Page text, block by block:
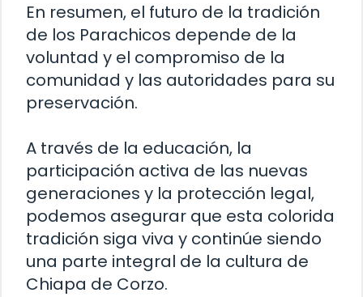
En resumen, el futuro de la tradición
de los Parachicos depende de la
voluntad y el compromiso de la
comunidad y las autoridades para su
preservación.
A través de la educación, la
participación activa de las nuevas
generaciones y la protección legal,
podemos asegurar que esta colorida
tradición siga viva y continúe siendo
una parte integral de la cultura de
Chiapa de Corzo.